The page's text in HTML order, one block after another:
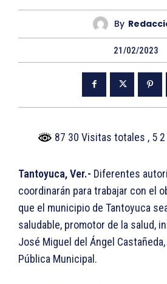
By
21/02/2023
87 30 Visitas totales , 5
Tantoyuca, Ver.- Diferentes
coordinarán para trabajar con el
que el municipio de Tantoyuca
saludable, promotor de la salud,
José Miguel del Ángel
Pública Municipal.